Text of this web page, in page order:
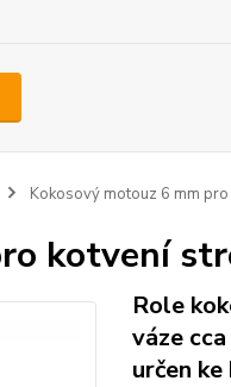
Kokosový motouz 6 mm
kotvení
Role
váze
určen